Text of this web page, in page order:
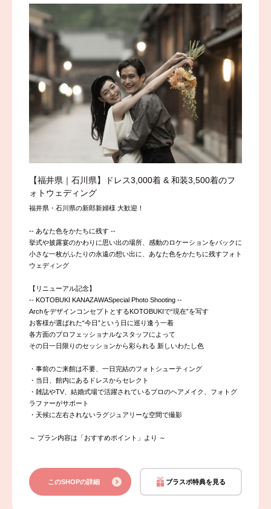
【福井県｜石川県】ドレス3,000着 & 和装3,500着のフ
ォトウェディング
福井県・石川県の新郎新婦様 大歓迎！
-- あなた色をかたちに残す --
挙式や披露宴のかわりに思い出の場所、感動のロケーションをバックに
小さな一枚がふたりの永遠の想い出に、あなた色をかたちに残すフォト
ウェディング
【リニューアル記念】
-- KOTOBUKI KANAZAWASpecial Photo Shooting --
ArchをデザインコンセプトとするKOTOBUKIで“現在”を写す
お客様が選ばれた“今日”という日に巡り逢う一着
各方面のプロフェッショナルなスタッフによって
その日一日限りのセッションから彩られる 新しいわたし色
・事前のご来館は不要、一日完結のフォトシューティング
・当日、館内にあるドレスからセレクト
・雑誌やTV、結婚式場で活躍されているプロのヘアメイク、フォトグ
ラファーがサポート
・天候に左右されないラグジュアリーな空間で撮影
～ プラン内容は「おすすめポイント」より ～
このSHOPの詳細 ブラスポ特典を見る